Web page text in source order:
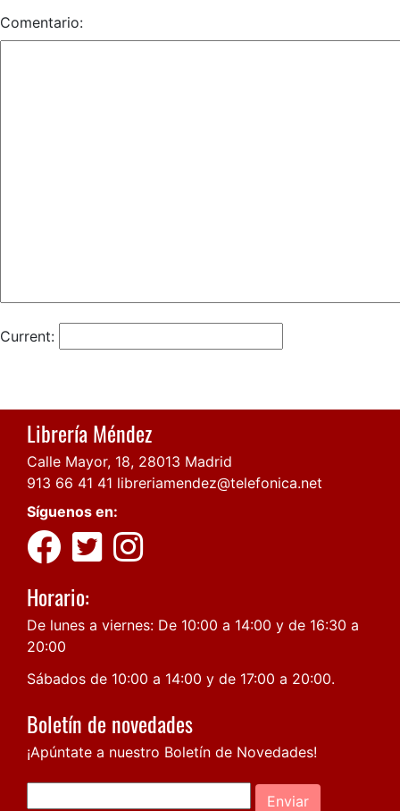
Comentario:
Current:
Librería Méndez
Calle Mayor, 18, 28013 Madrid
913 66 41 41 libreriamendez@telefonica.net
Síguenos en:
Horario:
De lunes a viernes: De 10:00 a 14:00 y de 16:30 a
20:00
Sábados de 10:00 a 14:00 y de 17:00 a 20:00.
Boletín de novedades
¡Apúntate a nuestro Boletín de Novedades!
Enviar